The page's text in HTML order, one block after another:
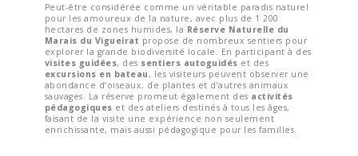
Peut-être considérée comme un véritable paradis naturel
pour les amoureux de la nature, avec plus de 1 200
hectares de zones humides, la Réserve Naturelle du
Marais du Vigueirat propose de nombreux sentiers pour
explorer la grande biodiversité locale. En participant à des
visites guidées, des sentiers autoguidés et des
excursions en bateau , les visiteurs peuvent observer une
abondance d’oiseaux, de plantes et d’autres animaux
sauvages. La réserve promeut également des activités
pédagogiques et des ateliers destinés à tous les âges,
faisant de la visite une expérience non seulement
enrichissante, mais aussi pédagogique pour les familles.